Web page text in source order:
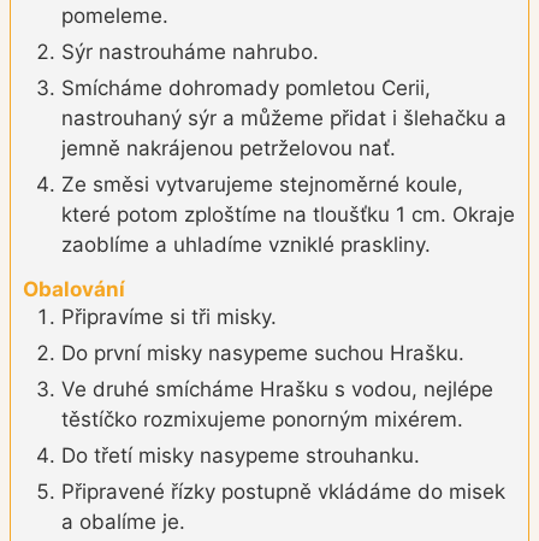
pomeleme.
Sýr nastrouháme nahrubo.
Smícháme dohromady pomletou Cerii,
nastrouhaný sýr a můžeme přidat i šlehačku a
jemně nakrájenou petrželovou nať.
Ze směsi vytvarujeme stejnoměrné koule,
které potom zploštíme na tloušťku 1 cm. Okraje
zaoblíme a uhladíme vzniklé praskliny.
Obalování
Připravíme si tři misky.
Do první misky nasypeme suchou Hrašku.
Ve druhé smícháme Hrašku s vodou, nejlépe
těstíčko rozmixujeme ponorným mixérem.
Do třetí misky nasypeme strouhanku.
Připravené řízky postupně vkládáme do misek
a obalíme je.